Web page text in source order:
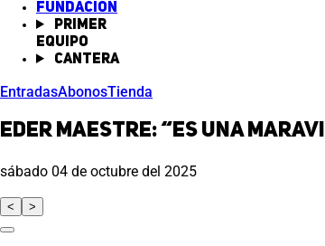
Fundación
Primer
equipo
Cantera
EntradasAbonosTienda
Eder Maestre: “Es una
sábado 04 de octubre del 2025
< >